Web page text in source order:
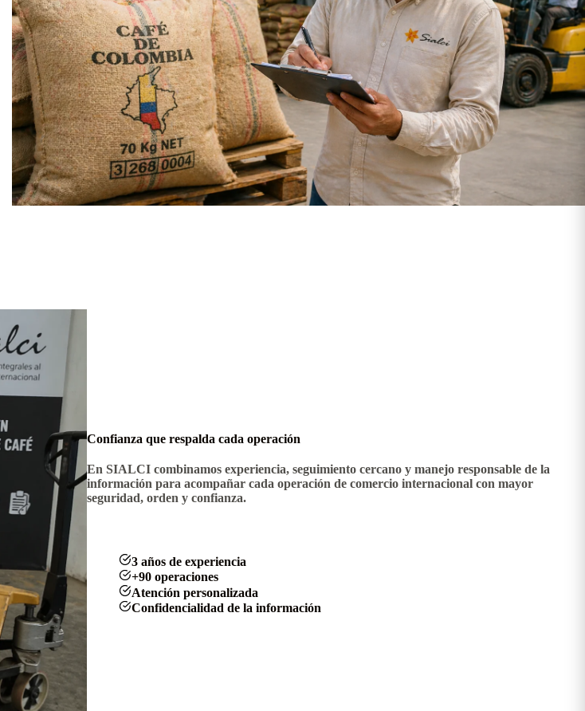
Confianza que respalda cada operación
En SIALCI combinamos experiencia, seguimiento cercano y manejo responsable de la
información para acompañar cada operación de comercio internacional con mayor
seguridad, orden y confianza.
3 años de experiencia
+90 operaciones
Atención personalizada
Confidencialidad de la información